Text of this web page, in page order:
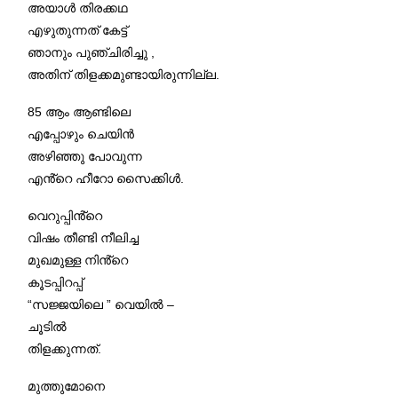
അയാൾ തിരക്കഥ
എഴുതുന്നത് കേട്ട്
ഞാനും പുഞ്ചിരിച്ചു ,
അതിന് തിളക്കമുണ്ടായിരുന്നില്ല.
85 ആം ആണ്ടിലെ
എപ്പോഴും ചെയിൻ
അഴിഞ്ഞു പോവുന്ന
എൻ്റെ ഹീറോ സൈക്കിൾ.
വെറുപ്പിൻ്റെ
വിഷം തീണ്ടി നീലിച്ച
മുഖമുള്ള നിൻ്റെ
കൂടപ്പിറപ്പ്
“സജ്ജയിലെ ” വെയിൽ –
ചൂടിൽ
തിളക്കുന്നത്.
മുത്തുമോനെ